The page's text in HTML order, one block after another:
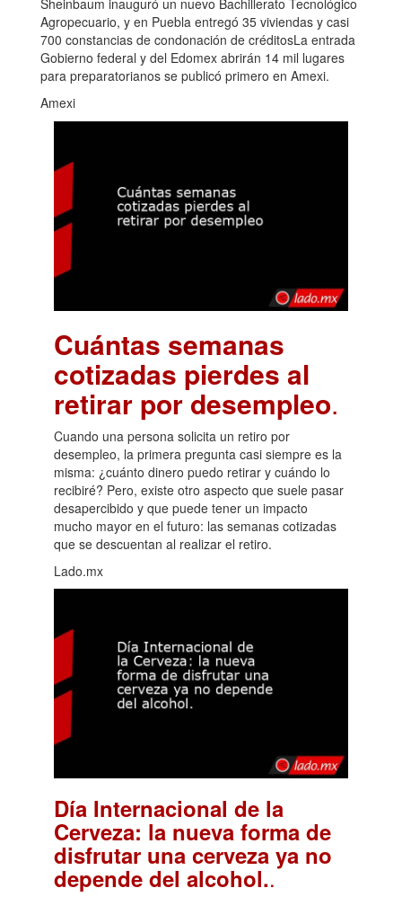
Sheinbaum inauguró un nuevo Bachillerato Tecnológico
Agropecuario, y en Puebla entregó 35 viviendas y casi
700 constancias de condonación de créditosLa entrada
Gobierno federal y del Edomex abrirán 14 mil lugares
para preparatorianos se publicó primero en Amexi.
Amexi
Cuántas semanas
cotizadas pierdes al
retirar por desempleo.
Cuando una persona solicita un retiro por
desempleo, la primera pregunta casi siempre es la
misma: ¿cuánto dinero puedo retirar y cuándo lo
recibiré? Pero, existe otro aspecto que suele pasar
desapercibido y que puede tener un impacto
mucho mayor en el futuro: las semanas cotizadas
que se descuentan al realizar el retiro.
Lado.mx
Día Internacional de la
Cerveza: la nueva forma de
disfrutar una cerveza ya no
depende del alcohol..